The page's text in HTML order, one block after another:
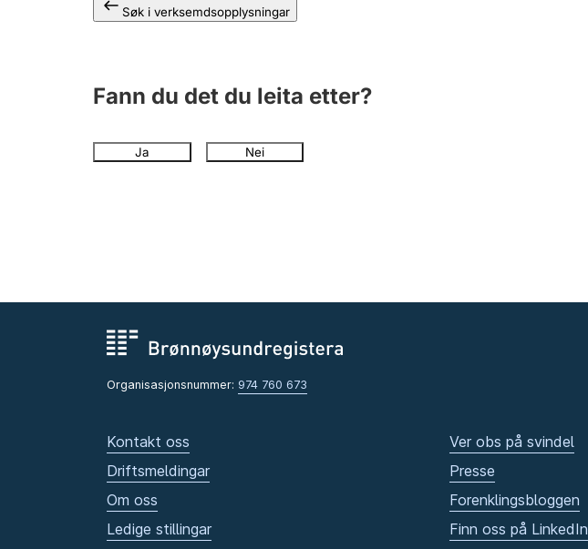
Søk i verksemdsopplysningar
Fann du det du leita etter?
Ja Nei
Organisasjonsnummer: 974 760 673
Kontakt oss
Driftsmeldingar
Om oss
Ledige stillingar
Ver obs på svindel
Presse
Forenklingsbloggen
Finn oss på LinkedIn